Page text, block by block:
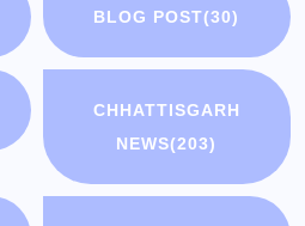
BLOG POST(30)
CHHATTISGARH
NEWS(203)